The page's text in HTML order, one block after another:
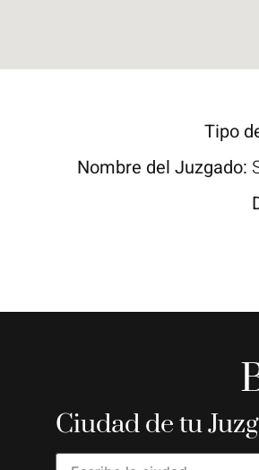
Tipo
Nombre del Juzgado:
Ciudad de tu